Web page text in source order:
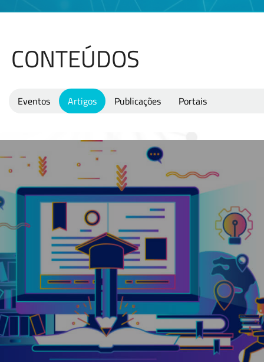
CONTEÚDOS
Eventos Artigos Publicações Portais